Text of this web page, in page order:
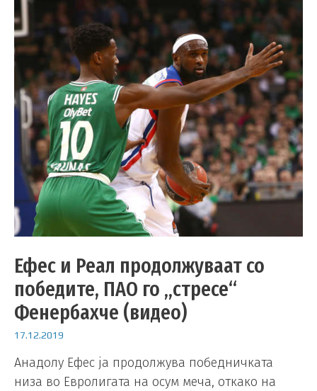
Ефес и Реал продолжуваат со
победите, ПАО го „стресе“
Фенербахче (видео)
17.12.2019
Анадолу Ефес ја продолжува победничката
низа во Евролигата на осум меча, откако на